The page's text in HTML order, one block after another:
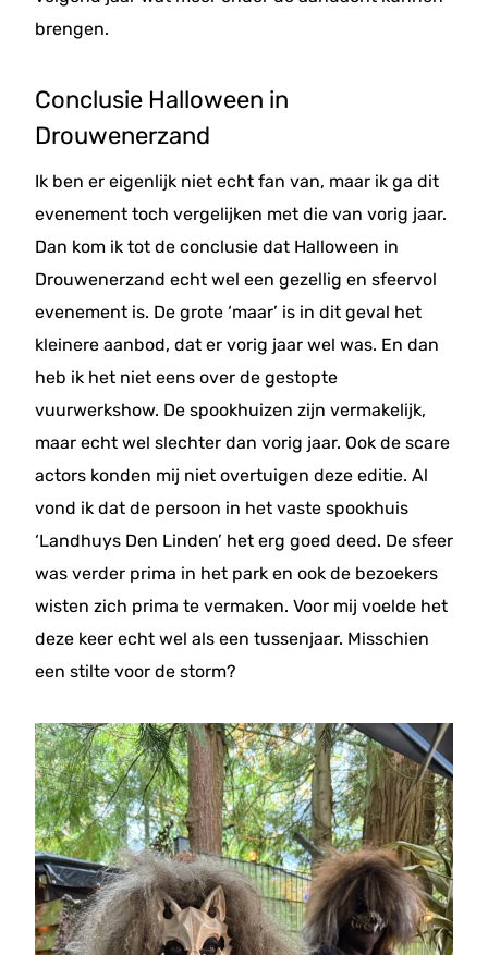
brengen.
Conclusie Halloween in
Drouwenerzand
Ik ben er eigenlijk niet echt fan van, maar ik ga dit
evenement toch vergelijken met die van vorig jaar.
Dan kom ik tot de conclusie dat Halloween in
Drouwenerzand echt wel een gezellig en sfeervol
evenement is. De grote ‘maar’ is in dit geval het
kleinere aanbod, dat er vorig jaar wel was. En dan
heb ik het niet eens over de gestopte
vuurwerkshow. De spookhuizen zijn vermakelijk,
maar echt wel slechter dan vorig jaar. Ook de scare
actors konden mij niet overtuigen deze editie. Al
vond ik dat de persoon in het vaste spookhuis
‘Landhuys Den Linden’ het erg goed deed. De sfeer
was verder prima in het park en ook de bezoekers
wisten zich prima te vermaken. Voor mij voelde het
deze keer echt wel als een tussenjaar. Misschien
een stilte voor de storm?